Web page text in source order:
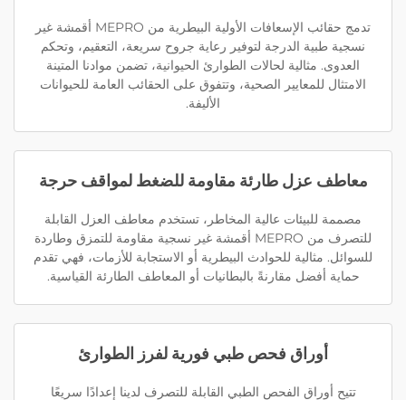
تدمج حقائب الإسعافات الأولية البيطرية من MEPRO أقمشة غير
نسجية طبية الدرجة لتوفير رعاية جروح سريعة، التعقيم، وتحكم
العدوى. مثالية لحالات الطوارئ الحيوانية، تضمن موادنا المتينة
الامتثال للمعايير الصحية، وتتفوق على الحقائب العامة للحيوانات
الأليفة.
معاطف عزل طارئة مقاومة للضغط لمواقف حرجة
مصممة للبيئات عالية المخاطر، تستخدم معاطف العزل القابلة
للتصرف من MEPRO أقمشة غير نسجية مقاومة للتمزق وطاردة
للسوائل. مثالية للحوادث البيطرية أو الاستجابة للأزمات، فهي تقدم
حماية أفضل مقارنةً بالبطانيات أو المعاطف الطارئة القياسية.
أوراق فحص طبي فورية لفرز الطوارئ
تتيح أوراق الفحص الطبي القابلة للتصرف لدينا إعدادًا سريعًا